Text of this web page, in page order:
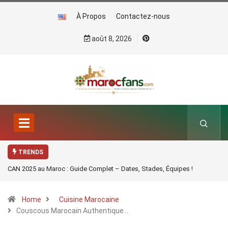
À Propos Contactez-nous
août 8, 2026
TRENDS
CAN 2025 au Maroc : Guide Complet – Dates, Stades, Équipes !
Home
Cuisine Marocaine
Couscous Marocain Authentique…